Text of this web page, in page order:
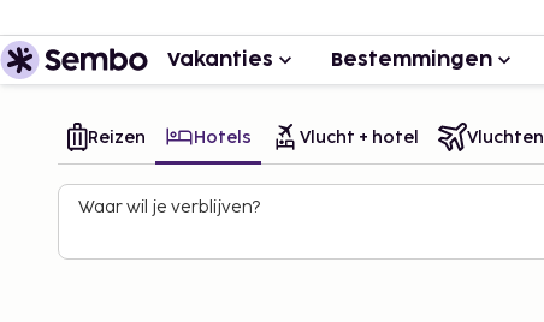
Vakanties Bestemmingen
Reizen Hotels Vlucht + hotel Vluchten
Waar wil je verblijven?